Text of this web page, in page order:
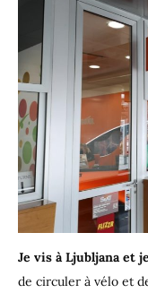
Je vis à Ljubljana et
de circuler à vélo et